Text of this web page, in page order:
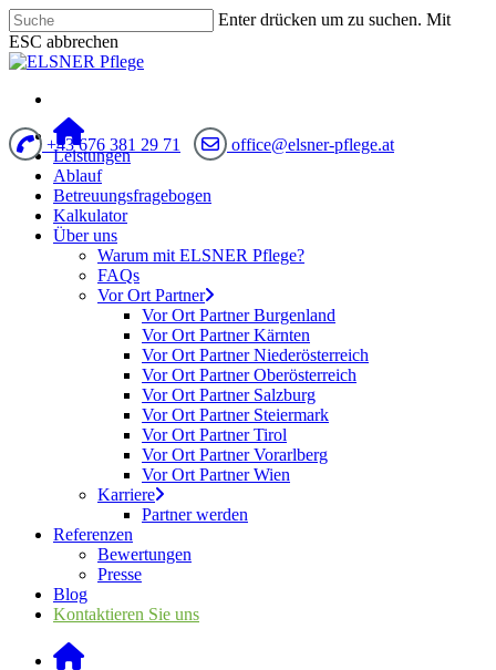
Enter drücken um zu suchen. Mit
ESC abbrechen
+43 676 381 29 71 office@elsner-pflege.at
Leistungen
Ablauf
Betreuungsfragebogen
Kalkulator
Über uns
Warum mit ELSNER Pflege?
FAQs
Vor Ort Partner
Vor Ort Partner Burgenland
Vor Ort Partner Kärnten
Vor Ort Partner Niederösterreich
Vor Ort Partner Oberösterreich
Vor Ort Partner Salzburg
Vor Ort Partner Steiermark
Vor Ort Partner Tirol
Vor Ort Partner Vorarlberg
Vor Ort Partner Wien
Karriere
Partner werden
Referenzen
Bewertungen
Presse
Blog
Kontaktieren Sie uns